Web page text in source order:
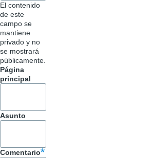
El contenido
de este
campo se
mantiene
privado y no
se mostrará
públicamente.
Página
principal
Asunto
Comentario